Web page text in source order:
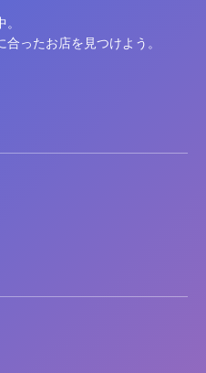
ったお店を見つけよう。